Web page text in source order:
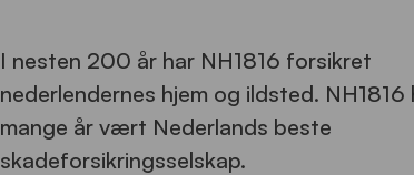
I nesten 200 år har NH1816 forsikret
nederlendernes hjem og ildsted. NH1816
mange år vært Nederlands beste
skadeforsikringsselskap.